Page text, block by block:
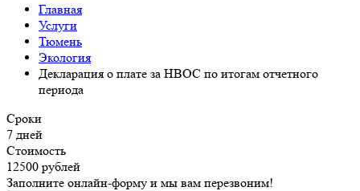
Главная
Услуги
Тюмень
Экология
Декларация о плате за НВОС по итогам отчетного
периода
Сроки
7 дней
Стоимость
12500 рублей
Заполните онлайн-форму и мы вам перезвоним!